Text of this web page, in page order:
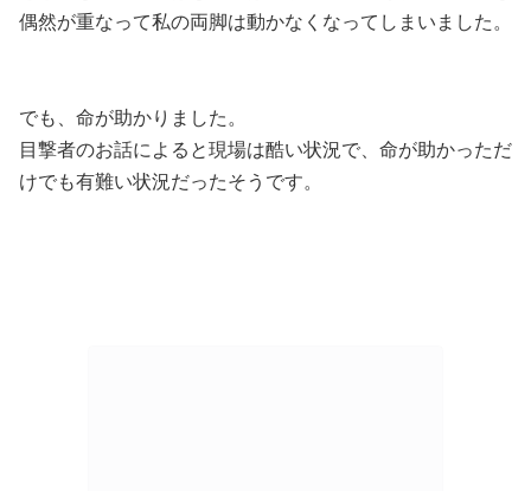
偶然が重なって私の両脚は動かなくなってしまいました。
でも、命が助かりました。
目撃者のお話によると現場は酷い状況で、命が助かっただ
けでも有難い状況だったそうです。